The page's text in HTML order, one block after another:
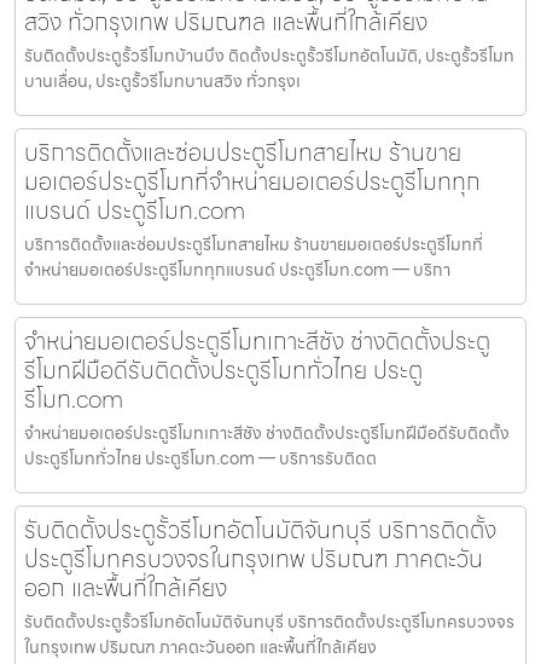
สวิง ทั่วกรุงเทพ ปริมณฑล และพื้นที่ใกล้เคียง
รับติดตั้งประตูรั้วรีโมทบ้านบึง ติดตั้งประตูรั้วรีโมทอัตโนมัติ, ประตูรั้วรีโมท
บานเลื่อน, ประตูรั้วรีโมทบานสวิง ทั่วกรุงเ
บริการติดตั้งและซ่อมประตูรีโมทสายไหม ร้านขาย
มอเตอร์ประตูรีโมทที่จำหน่ายมอเตอร์ประตูรีโมททุก
แบรนด์ ประตูรีโมท.com
บริการติดตั้งและซ่อมประตูรีโมทสายไหม ร้านขายมอเตอร์ประตูรีโมทที่
จำหน่ายมอเตอร์ประตูรีโมททุกแบรนด์ ประตูรีโมท.com — บริกา
จำหน่ายมอเตอร์ประตูรีโมทเกาะสีชัง ช่างติดตั้งประตู
รีโมทฝีมือดีรับติดตั้งประตูรีโมททั่วไทย ประตู
รีโมท.com
จำหน่ายมอเตอร์ประตูรีโมทเกาะสีชัง ช่างติดตั้งประตูรีโมทฝีมือดีรับติดตั้ง
ประตูรีโมททั่วไทย ประตูรีโมท.com — บริการรับติดต
รับติดตั้งประตูรั้วรีโมทอัตโนมัติจันทบุรี บริการติดตั้ง
ประตูรีโมทครบวงจรในกรุงเทพ ปริมณฑ ภาคตะวัน
ออก และพื้นที่ใกล้เคียง
รับติดตั้งประตูรั้วรีโมทอัตโนมัติจันทบุรี บริการติดตั้งประตูรีโมทครบวงจร
ในกรุงเทพ ปริมณฑ ภาคตะวันออก และพื้นที่ใกล้เคียง